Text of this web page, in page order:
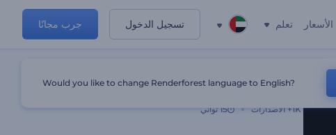
الأسعار تعلم تسجيل الدخول جرب مجانًا
1K+ الاصدارات 15 ثواني
Would you like to change Renderforest language to English?